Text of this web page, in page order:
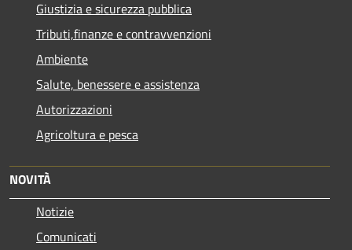
Giustizia e sicurezza pubblica
Tributi,finanze e contravvenzioni
Ambiente
Salute, benessere e assistenza
Autorizzazioni
Agricoltura e pesca
NOVITÀ
Notizie
Comunicati